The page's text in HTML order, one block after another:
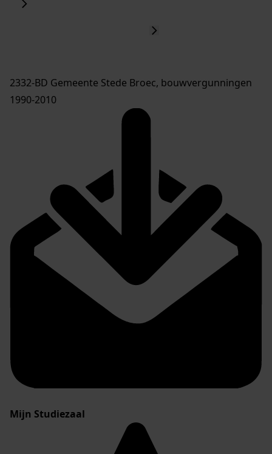
2332-BD Gemeente Stede Broec, bouwvergunningen
1990-2010
Mijn Studiezaal